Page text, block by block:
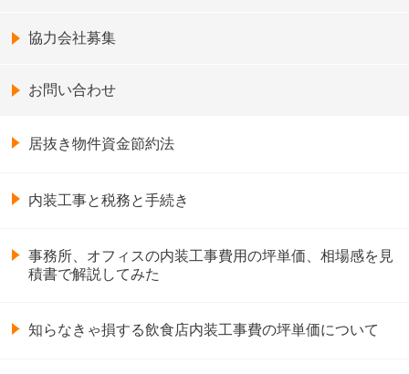
協力会社募集
お問い合わせ
居抜き物件資金節約法
内装工事と税務と手続き
事務所、オフィスの内装工事費用の坪単価、相場感を見
積書で解説してみた
知らなきゃ損する飲食店内装工事費の坪単価について